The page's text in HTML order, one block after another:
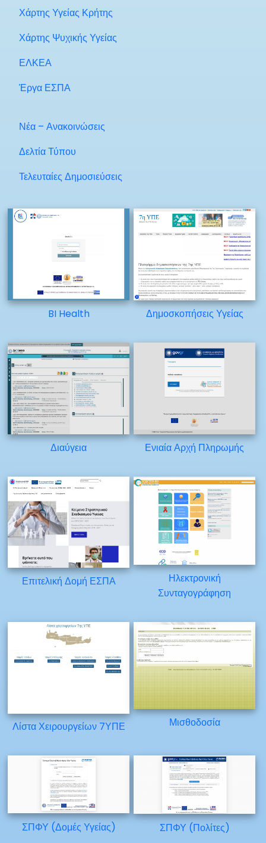
Χάρτης Υγείας Κρήτης
Χάρτης Ψυχικής Υγείας
ΕΛΚΕΑ
Έργα ΕΣΠΑ
Νέα – Ανακοινώσεις
Δελτία Τύπου
Τελευταίες Δημοσιεύσεις
BI Health Δημοσκοπήσεις Υγείας
Διαύγεια Ενιαία Αρχή Πληρωμής
Επιτελική Δομή ΕΣΠΑ
Ηλεκτρονική
Συνταγογράφηση
Λίστα Χειρουργείων 7ΥΠΕ Μισθοδοσία
ΣΠΦΥ (Δομές Υγείας) ΣΠΦΥ (Πολίτες)